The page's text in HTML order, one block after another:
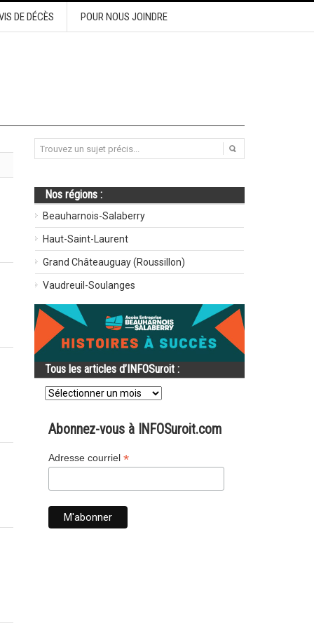
DE DÉCÈS POUR NOUS JOINDRE
Nos régions :
Beauharnois-Salaberry
Haut-Saint-Laurent
Grand Châteauguay (Roussillon)
Vaudreuil-Soulanges
Tous les articles d’INFOSuroit :
Tous
les
d’INFOSuroit
Abonnez-vous à INFOSuroit.com
Adresse courriel *